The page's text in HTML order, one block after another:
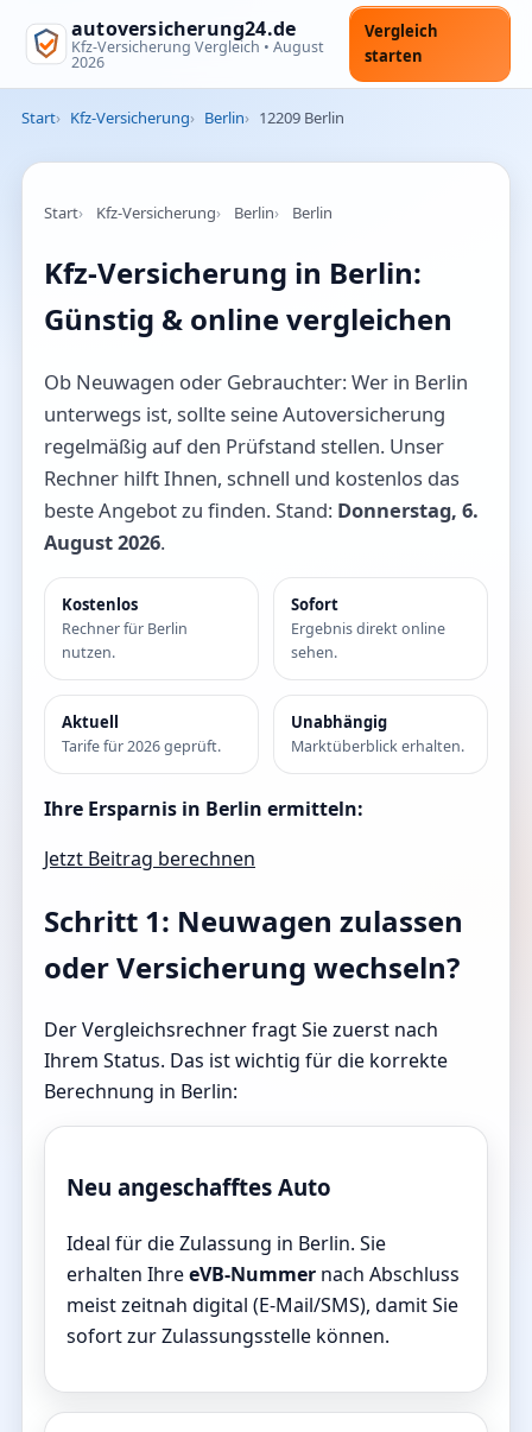
autoversicherung24.de
Kfz-Versicherung Vergleich • August
2026
Vergleich
starten
Start Kfz-Versicherung Berlin 12209 Berlin
Start Kfz-Versicherung Berlin Berlin
Kfz-Versicherung in Berlin:
Günstig & online vergleichen
Ob Neuwagen oder Gebrauchter: Wer in Berlin
unterwegs ist, sollte seine Autoversicherung
regelmäßig auf den Prüfstand stellen. Unser
Rechner hilft Ihnen, schnell und kostenlos das
beste Angebot zu finden. Stand: Donnerstag, 6.
August 2026.
Kostenlos
Rechner für Berlin
nutzen.
Sofort
Ergebnis direkt online
sehen.
Aktuell
Tarife für 2026 geprüft.
Unabhängig
Marktüberblick erhalten.
Ihre Ersparnis in Berlin ermitteln:
Jetzt Beitrag berechnen
Schritt 1: Neuwagen zulassen
oder Versicherung wechseln?
Der Vergleichsrechner fragt Sie zuerst nach
Ihrem Status. Das ist wichtig für die korrekte
Berechnung in Berlin:
Neu angeschafftes Auto
Ideal für die Zulassung in Berlin. Sie
erhalten IhreeVB-Nummer nach Abschluss
meist zeitnah digital (E-Mail/SMS), damit Sie
sofort zur Zulassungsstelle können.